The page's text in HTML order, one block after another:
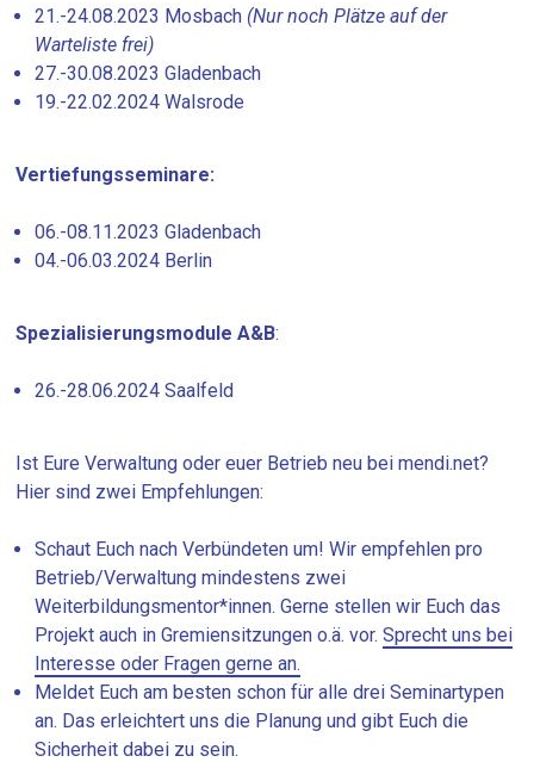
21.-24.08.2023 Mosbach (Nur noch Plätze auf der
Warteliste frei)
27.-30.08.2023 Gladenbach
19.-22.02.2024 Walsrode
Vertiefungsseminare:
06.-08.11.2023 Gladenbach
04.-06.03.2024 Berlin
Spezialisierungsmodule A&B:
26.-28.06.2024 Saalfeld
Ist Eure Verwaltung oder euer Betrieb neu bei mendi.net?
Hier sind zwei Empfehlungen:
Schaut Euch nach Verbündeten um! Wir empfehlen pro
Betrieb/Verwaltung mindestens zwei
Weiterbildungsmentor*innen. Gerne stellen wir Euch das
Projekt auch in Gremiensitzungen o.ä. vor.Sprecht uns bei
Interesse oder Fragen gerne an.
Meldet Euch am besten schon für alle drei Seminartypen
an. Das erleichtert uns die Planung und gibt Euch die
Sicherheit dabei zu sein.